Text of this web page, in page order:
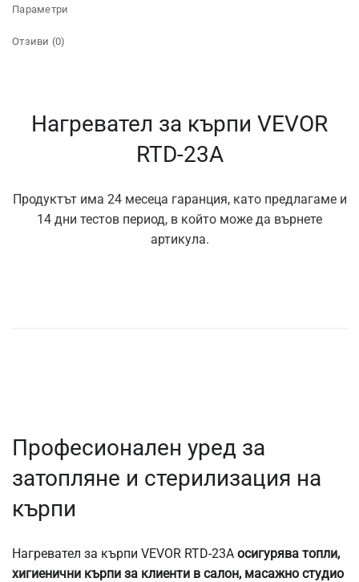
Параметри
Отзиви (0)
Нагревател за кърпи VEVOR
RTD-23A
Продуктът има 24 месеца гаранция, като предлагаме и
14 дни тестов период, в който може да върнете
артикула.
Професионален уред за
затопляне и стерилизация на
кърпи
Нагревател за кърпи VEVOR RTD-23A осигурява топли,
хигиенични кърпи за клиенти в салон, масажно студио